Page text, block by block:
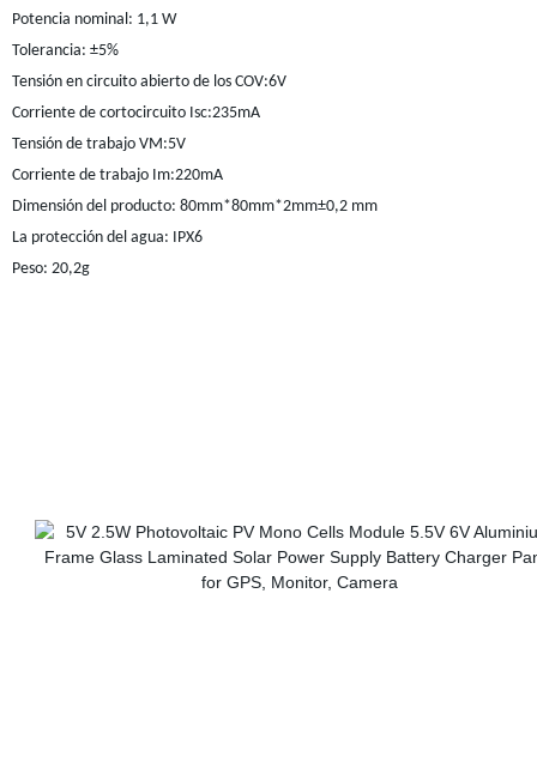
Potencia nominal: 1,1 W
Tolerancia: ±5%
Tensión en circuito abierto de los COV:6V
Corriente de cortocircuito Isc:235mA
Tensión de trabajo VM:5V
Corriente de trabajo Im:220mA
Dimensión del producto: 80mm*80mm*2mm±0,2 mm
La protección del agua: IPX6
Peso: 20,2g